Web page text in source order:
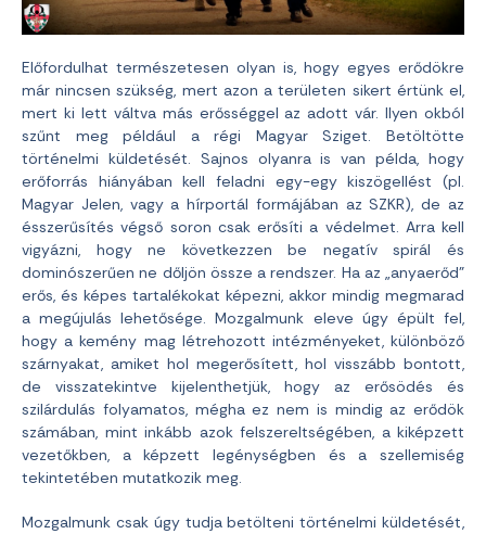
Előfordulhat természetesen olyan is, hogy egyes erődökre
már nincsen szükség, mert azon a területen sikert értünk el,
mert ki lett váltva más erősséggel az adott vár. Ilyen okból
szűnt meg például a régi Magyar Sziget. Betöltötte
történelmi küldetését. Sajnos olyanra is van példa, hogy
erőforrás hiányában kell feladni egy-egy kiszögellést (pl.
Magyar Jelen, vagy a hírportál formájában az SZKR), de az
ésszerűsítés végső soron csak erősíti a védelmet. Arra kell
vigyázni, hogy ne következzen be negatív spirál és
dominószerűen ne dőljön össze a rendszer. Ha az „anyaerőd”
erős, és képes tartalékokat képezni, akkor mindig megmarad
a megújulás lehetősége. Mozgalmunk eleve úgy épült fel,
hogy a kemény mag létrehozott intézményeket, különböző
szárnyakat, amiket hol megerősített, hol visszább bontott,
de visszatekintve kijelenthetjük, hogy az erősödés és
szilárdulás folyamatos, mégha ez nem is mindig az erődök
számában, mint inkább azok felszereltségében, a kiképzett
vezetőkben, a képzett legénységben és a szellemiség
tekintetében mutatkozik meg.
Mozgalmunk csak úgy tudja betölteni történelmi küldetését,